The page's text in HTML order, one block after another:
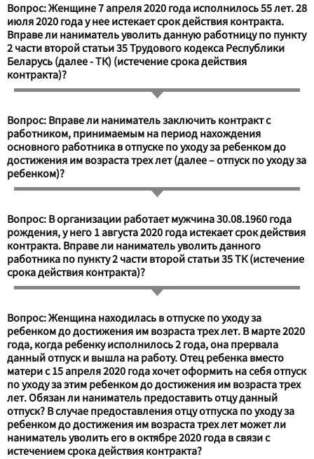
Вопрос: Женщине 7 апреля 2020 года исполнилось 55 лет. 28
июля 2020 года у нее истекает срок действия контракта.
Вправе ли наниматель уволить данную работницу по пункту
2 части второй статьи 35 Трудового кодекса Республики
Беларусь (далее - ТК) (истечение срока действия
контракта)?
Вопрос: Вправе ли наниматель заключить контракт с
работником, принимаемым на период нахождения
основного работника в отпуске по уходу за ребенком до
достижения им возраста трех лет (далее – отпуск по уходу за
ребенком)?
Вопрос: В организации работает мужчина 30.08.1960 года
рождения, у него 1 августа 2020 года истекает срок действия
контракта. Вправе ли наниматель уволить данного
работника по пункту 2 части второй статьи 35 ТК (истечение
срока действия контракта)?
Вопрос: Женщина находилась в отпуске по уходу за
ребенком до достижения им возраста трех лет. В марте 2020
года, когда ребенку исполнилось 2 года, она прервала
данный отпуск и вышла на работу. Отец ребенка вместо
матери с 15 апреля 2020 года хочет оформить на себя отпуск
по уходу за этим ребенком до достижения им возраста трех
лет. Обязан ли наниматель предоставить отцу данный
отпуск? В случае предоставления отцу отпуска по уходу за
ребенком до достижения им возраста трех лет может ли
наниматель уволить его в октябре 2020 года в связи с
истечением срока действия контракта?